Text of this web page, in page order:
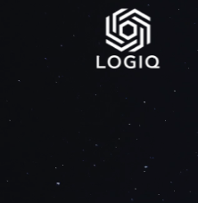
content